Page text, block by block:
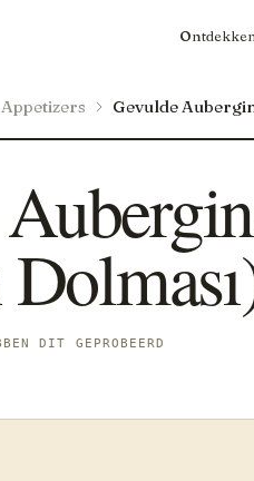
Appetizers Gevulde
DIT GEPROBEERD